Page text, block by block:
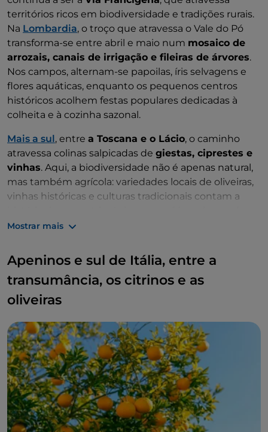
territórios ricos em biodiversidade e tradições rurais.
Na Lombardia, o troço que atravessa o Vale do Pó
transforma-se entre abril e maio num mosaico de
arrozais, canais de irrigação e fileiras de árvores.
Nos campos, alternam-se papoilas, íris selvagens e
flores aquáticas, enquanto os pequenos centros
históricos acolhem festas populares dedicadas à
colheita e à cozinha sazonal.
Mais a sul , entre a Toscana e o Lácio, o caminho
atravessa colinas salpicadas de giestas, ciprestes e
vinhas. Aqui, a biodiversidade não é apenas natural,
mas também agrícola: variedades locais de oliveiras,
vinhas históricas e culturas tradicionais contam a
tempo pelo encontro entre o homem e a paisagem.
Mostrar mais
Apeninos e sul de Itália, entre a
transumância, os citrinos e as
oliveiras